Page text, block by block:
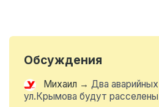
Обсуждения
Михаил → Два
ул.Крымова будут расселены